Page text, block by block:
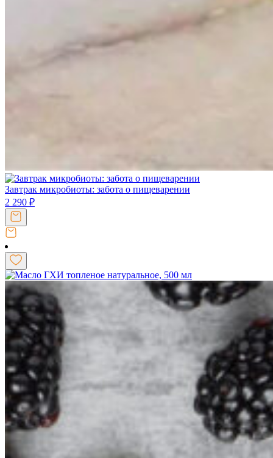
Завтрак микробиоты: забота о пищеварении
2 290 ₽